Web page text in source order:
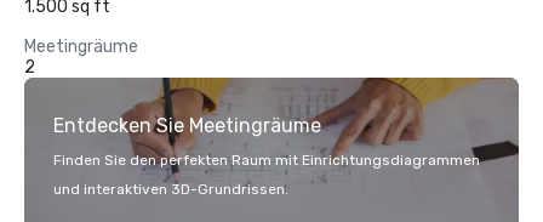
1.500 sq ft
Meetingräume
2
Entdecken Sie Meetingräume
Finden Sie den perfekten Raum mit Einrichtungsdiagrammen
und interaktiven 3D-Grundrissen.